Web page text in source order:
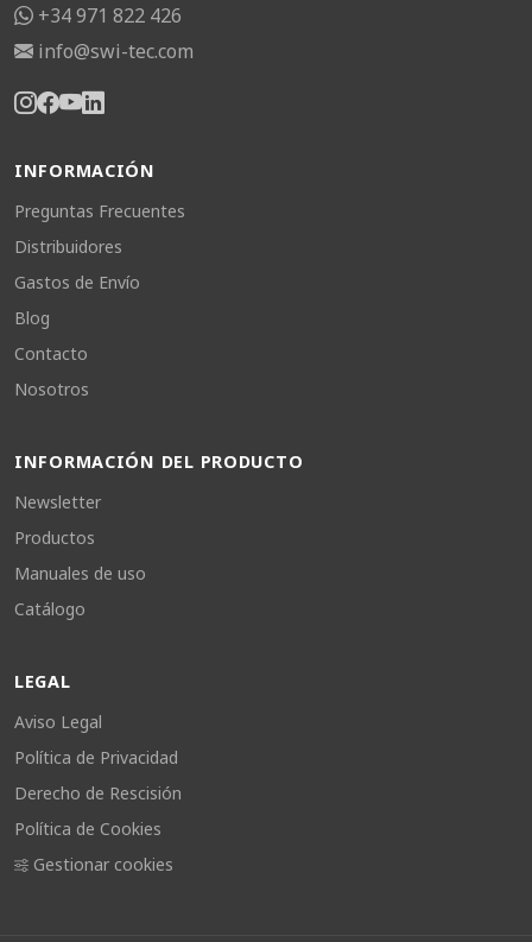
+34 971 822 426
info@swi-tec.com
INFORMACIÓN
Preguntas Frecuentes
Distribuidores
Gastos de Envío
Blog
Contacto
Nosotros
INFORMACIÓN DEL PRODUCTO
Newsletter
Productos
Manuales de uso
Catálogo
LEGAL
Aviso Legal
Política de Privacidad
Derecho de Rescisión
Política de Cookies
Gestionar cookies